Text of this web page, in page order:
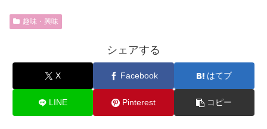
趣味・興味
シェアする
X Facebook はてブ
LINE Pinterest コピー